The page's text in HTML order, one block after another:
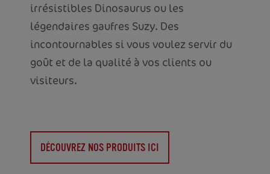
irrésistibles Dinosaurus ou les
légendaires gaufres Suzy. Des
incontournables si vous voulez servir du
goût et de la qualité à vos clients ou
visiteurs.
DÉCOUVREZ NOS PRODUITS ICI